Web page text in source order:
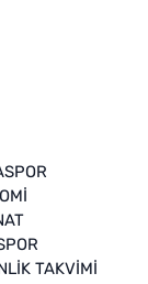
TAKVİMİ